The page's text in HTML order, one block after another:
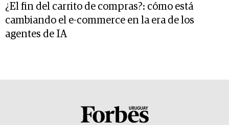
¿El fin del carrito de compras?: cómo está
cambiando el e-commerce en la era de los
agentes de IA